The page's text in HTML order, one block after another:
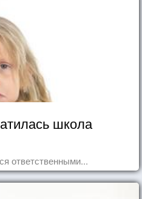
школа
ответственными...